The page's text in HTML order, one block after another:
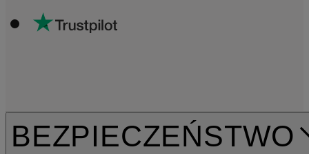
BEZPIECZEŃSTWO